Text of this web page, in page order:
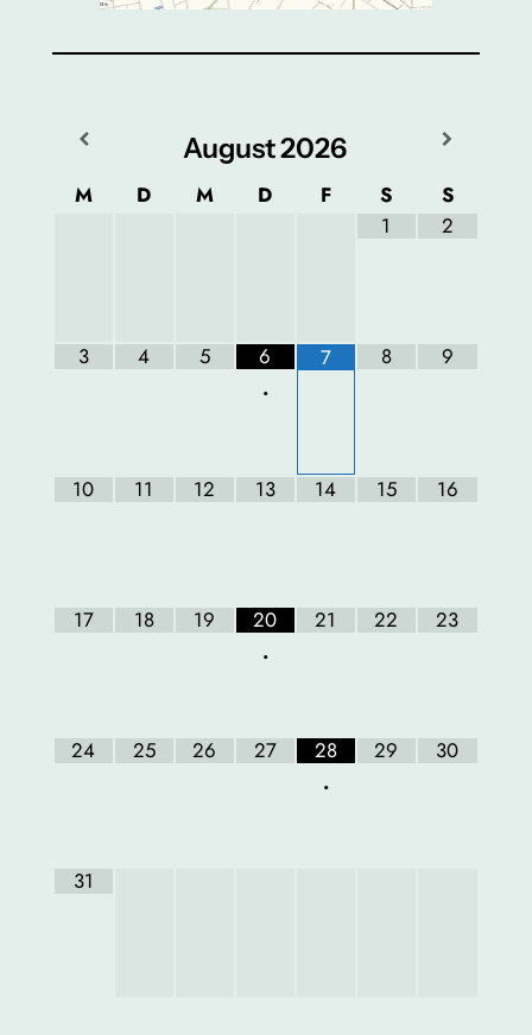
August2026
M D M D F S
S
1
2
3 4 5
6
•
7 8 9
10 11 12 13 14 15 16
17 18 19
20
•
21 22 23
24 25 26 27
28
•
29 30
31